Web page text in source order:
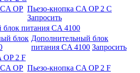
Пьезо-кнопка CA OP 2 C
Запросить
питания CA 4100
Дополнительный блок
питания CA 4100 Запросить
OP 2 F
Пьезо-кнопка CA OP 2 F